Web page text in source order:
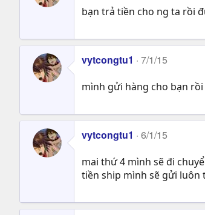
bạn trả tiền cho ng ta rồi
vytcongtu1 7/1/15
mình gửi hàng cho bạn
vytcongtu1 6/1/15
mai thứ 4 mình sẽ đi
tiền ship mình sẽ gửi luôn